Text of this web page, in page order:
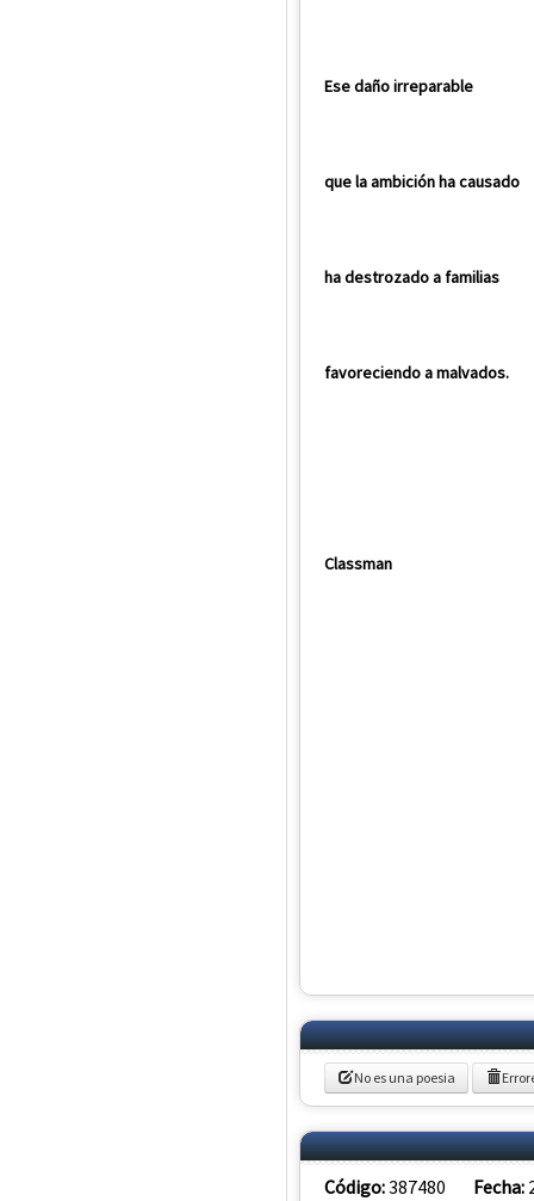
Ese daño irreparable
que la ambición ha causado
ha destrozado a familias
favoreciendo a malvados.
Classman
No es una poesia
Código:387480 Fecha: